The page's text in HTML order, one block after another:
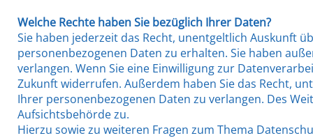
Welche Rechte haben Sie bezüglich Ihrer Daten?
Sie haben jederzeit das Recht, unentgeltlich Auskunft
personenbezogenen Daten zu erhalten. Sie haben
verlangen. Wenn Sie eine Einwilligung zur
Zukunft widerrufen. Außerdem haben Sie das Recht,
Ihrer personenbezogenen Daten zu verlangen. Des
Aufsichtsbehörde zu.
Hierzu sowie zu weiteren Fragen zum Thema